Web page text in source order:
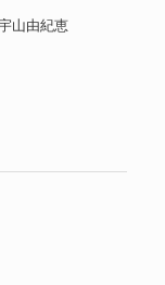
山由紀恵